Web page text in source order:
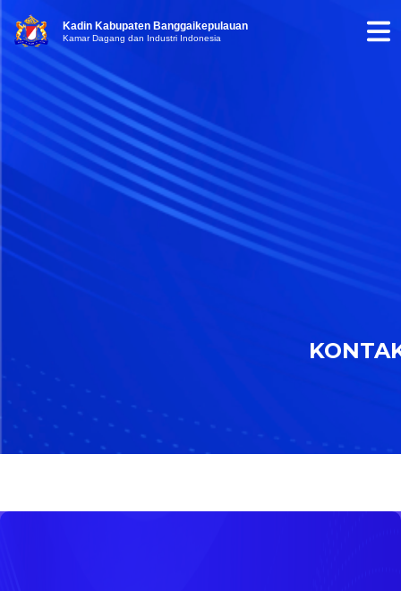
Kadin Kabupaten Banggaikepulauan
Kamar Dagang dan Industri Indonesia